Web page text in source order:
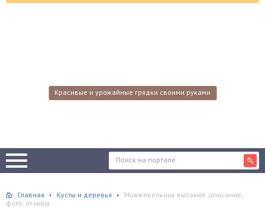
Красивые и урожайные грядки своими руками
Главная Кусты и деревья
Можжевельник высокий: описание,
фото, отзывы